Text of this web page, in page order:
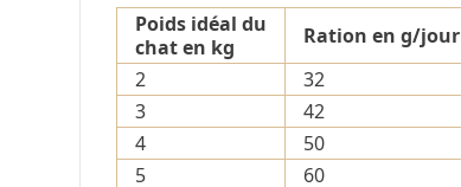
Poids idéal du
chat en kg
Ration en g/jour
2
32
3
42
4
50
5
60